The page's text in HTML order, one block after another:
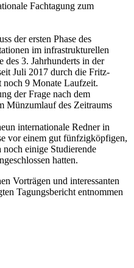
Fachtagung zum
der ersten Phase des
im infrastrukturellen
3. Jahrhunderts in der
Juli 2017 durch die Fritz-
noch 9 Monate Laufzeit.
der Frage nach dem
Münzumlauf des Zeitraums
internationale Redner in
vor einem gut fünfzigköpfigen,
einige Studierende
hatten.
Vorträgen und interessanten
Tagungsbericht entnommen